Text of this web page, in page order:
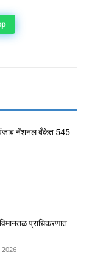
नॅशनल बँकेत 545
प्राधिकरणात